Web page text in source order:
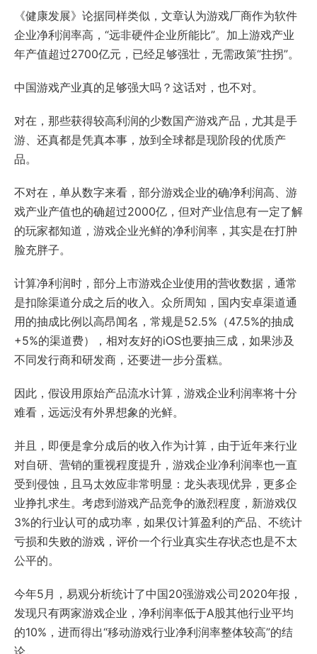
《健康发展》论据同样类似，文章认为游戏厂商作为软件
企业净利润率高，“远非硬件企业所能比”。加上游戏产业
年产值超过2700亿元，已经足够强壮，无需政策“拄拐”。
中国游戏产业真的足够强大吗？这话对，也不对。
对在，那些获得较高利润的少数国产游戏产品，尤其是手
游、还真都是凭真本事，放到全球都是现阶段的优质产
品。
不对在，单从数字来看，部分游戏企业的确净利润高、游
戏产业产值也的确超过2000亿，但对产业信息有一定了解
的玩家都知道，游戏企业光鲜的净利润率，其实是在打肿
脸充胖子。
计算净利润时，部分上市游戏企业使用的营收数据，通常
是扣除渠道分成之后的收入。众所周知，国内安卓渠道通
用的抽成比例以高昂闻名，常规是52.5%（47.5%的抽成
+5%的渠道费），相对友好的iOS也要抽三成，如果涉及
不同发行商和研发商，还要进一步分蛋糕。
因此，假设用原始产品流水计算，游戏企业利润率将十分
难看，远远没有外界想象的光鲜。
并且，即便是拿分成后的收入作为计算，由于近年来行业
对自研、营销的重视程度提升，游戏企业净利润率也一直
受到侵蚀，且马太效应非常明显：龙头表现优异，更多企
业挣扎求生。考虑到游戏产品竞争的激烈程度，新游戏仅
3%的行业认可的成功率，如果仅计算盈利的产品、不统计
亏损和失败的游戏，评价一个行业真实生存状态也是不太
公平的。
今年5月，易观分析统计了中国20强游戏公司2020年报，
发现只有两家游戏企业，净利润率低于A股其他行业平均
的10%，进而得出“移动游戏行业净利润率整体较高”的结